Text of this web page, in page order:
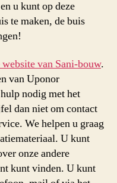
u kunt op deze
te maken, de buis
van Sani-bouw.
van Uponor
nodig met het
dan niet om contact
We helpen u graag
U kunt
onze andere
kunt vinden. U kunt